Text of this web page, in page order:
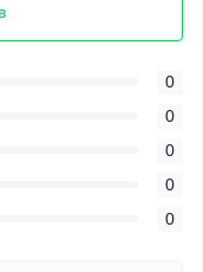
0
0
0
0
0